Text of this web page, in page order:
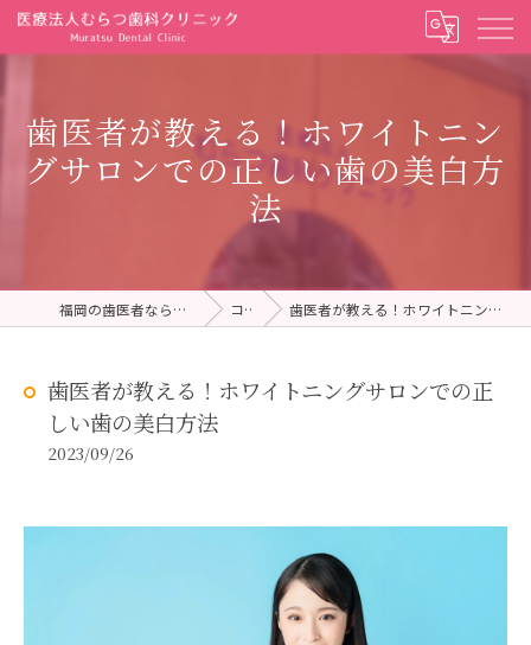
歯医者が教える！ホワイトニン
グサロンでの正しい歯の美白方
法
福岡の歯医者ならむらつ歯科クリニック コラム 歯医者が教える！ホワイトニングサロンでの正しい歯の美白方法
歯医者が教える！ホワイトニングサロンでの正
しい歯の美白方法
2023/09/26